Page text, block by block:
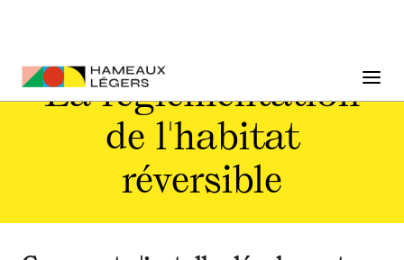
La réglementation
de l'habitat
réversible